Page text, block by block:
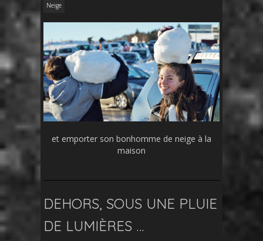
Neige
et emporter son bonhomme de neige à la
maison
DEHORS, SOUS UNE PLUIE
DE LUMIÈRES …